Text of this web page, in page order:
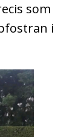
som
i